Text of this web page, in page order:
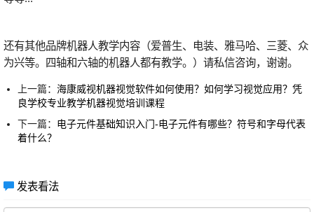
还有其他品牌机器人教学内容（爱普生、电装、雅马哈、三菱、众
为兴等。四轴和六轴的机器人都有教学。）请私信咨询，谢谢。
上一篇： 海康威视机器视觉软件如何使用？如何学习视觉应用？凭
良学校专业教学机器视觉培训课程
下一篇： 电子元件基础知识入门-电子元件有哪些？符号和字母代表
着什么？
发表看法